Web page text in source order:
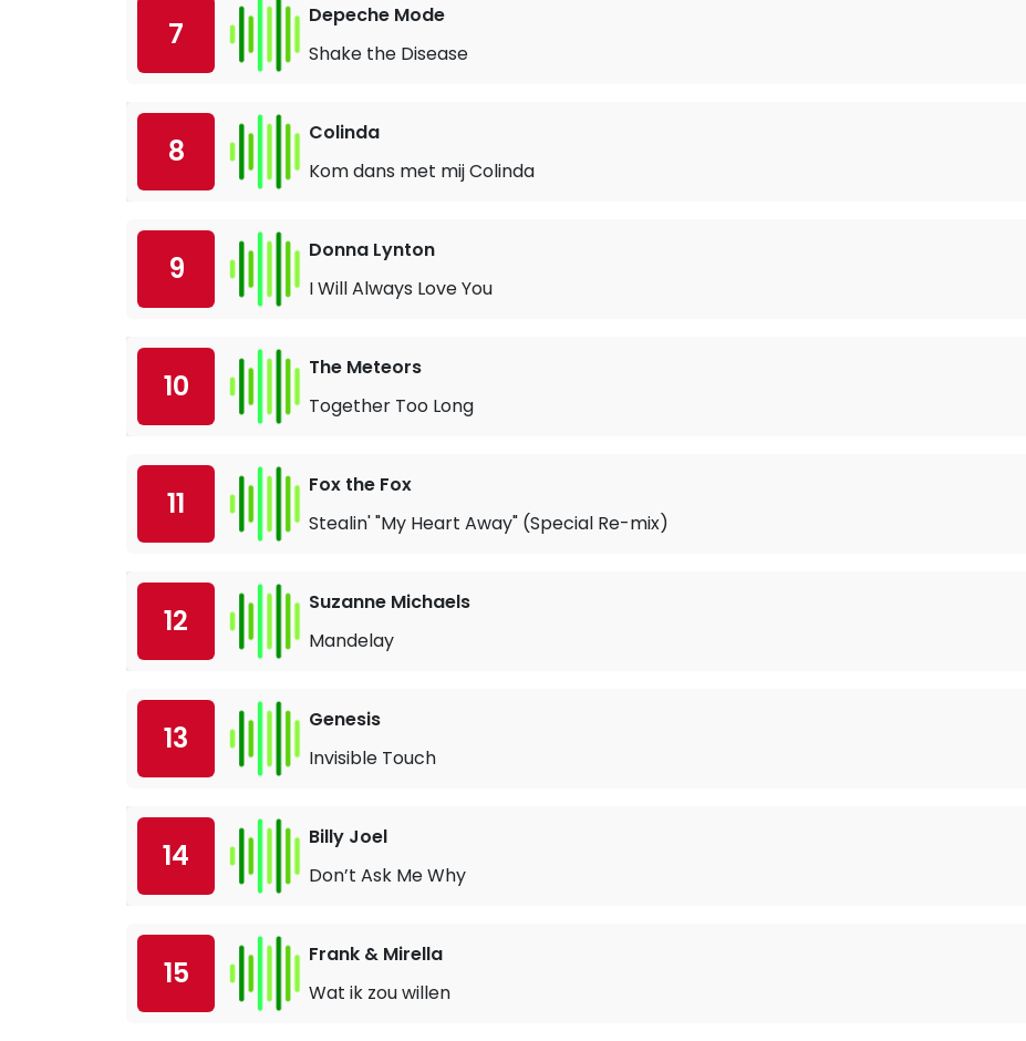
7
Depeche Mode
Shake the Disease
8
Colinda
Kom dans met mij Colinda
9
Donna Lynton
I Will Always Love You
10
The Meteors
Together Too Long
11
Fox the Fox
Stealin' "My Heart Away" (Special Re-mix)
12
Suzanne Michaels
Mandelay
13
Genesis
Invisible Touch
14
Billy Joel
Don’t Ask Me Why
15
Frank & Mirella
Wat ik zou willen